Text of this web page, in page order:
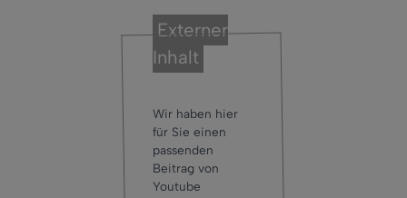
Externer
Inhalt
Wir haben hier
für Sie einen
passenden
Beitrag von
Youtube